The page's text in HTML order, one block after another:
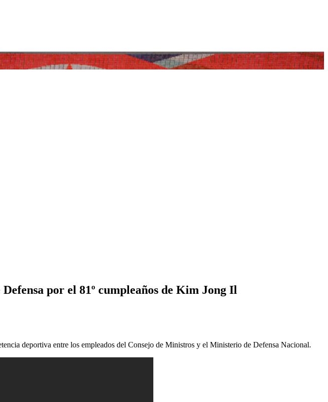
por el 81º cumpleaños de Kim Jong Il
deportiva entre los empleados del Consejo de Ministros y el Ministerio de Defensa Nacional.